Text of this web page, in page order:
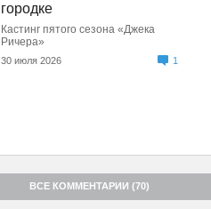
городке
Кастинг пятого сезона «Джека
Ричера»
30 июля 2026 1
ВСЕ КОММЕНТАРИИ (70)